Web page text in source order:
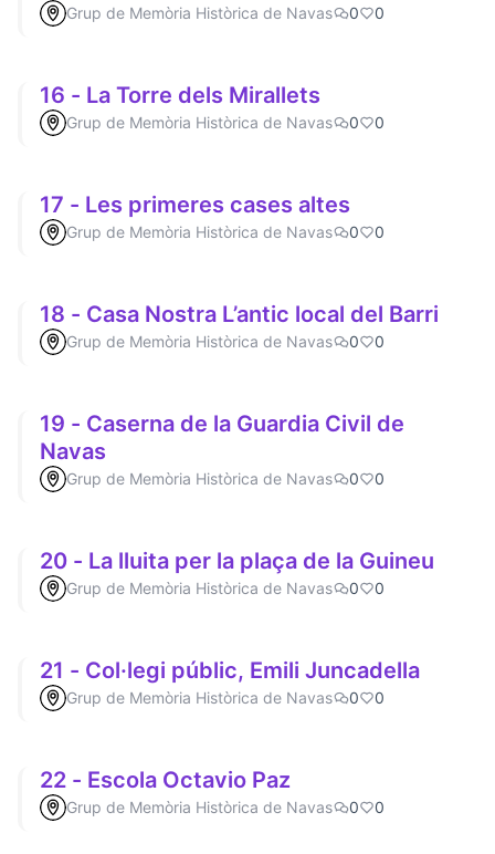
Grup de Memòria Històrica de Navas 0 0
16 - La Torre dels Mirallets
Grup de Memòria Històrica de Navas 0 0
17 - Les primeres cases altes
Grup de Memòria Històrica de Navas 0 0
18 - Casa Nostra L’antic local del Barri
Grup de Memòria Històrica de Navas 0 0
19 - Caserna de la Guardia Civil de
Navas
Grup de Memòria Històrica de Navas 0 0
20 - La lluita per la plaça de la Guineu
Grup de Memòria Històrica de Navas 0 0
21 - Col·legi públic, Emili Juncadella
Grup de Memòria Històrica de Navas 0 0
22 - Escola Octavio Paz
Grup de Memòria Històrica de Navas 0 0